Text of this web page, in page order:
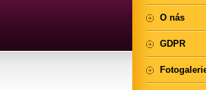
O nás
GDPR